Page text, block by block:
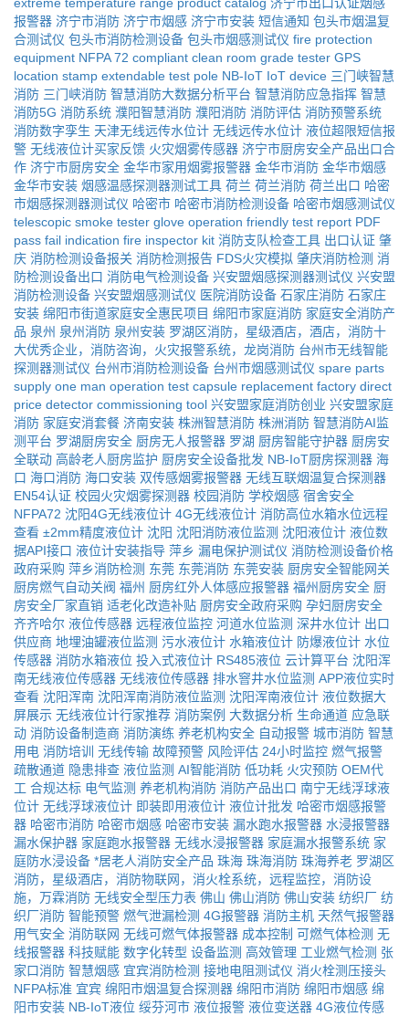
报警器 济宁市消防 济宁市烟感 济宁市安装 短信通知 包头市烟温复
合测试仪 包头市消防检测设备 包头市烟感测试仪 fire protection
equipment NFPA 72 compliant clean room grade tester GPS
location stamp extendable test pole NB-IoT IoT device 三门峡智慧
消防 三门峡消防 智慧消防大数据分析平台 智慧消防应急指挥 智慧
消防5G 消防系统 濮阳智慧消防 濮阳消防 消防评估 消防预警系统
消防数字孪生 天津无线远传水位计 无线远传水位计 液位超限短信报
警 无线液位计买家反馈 火灾烟雾传感器 济宁市厨房安全产品出口合
作 济宁市厨房安全 金华市家用烟雾报警器 金华市消防 金华市烟感
金华市安装 烟感温感探测器测试工具 荷兰 荷兰消防 荷兰出口 哈密
市烟感探测器测试仪 哈密市 哈密市消防检测设备 哈密市烟感测试仪
telescopic smoke tester glove operation friendly test report PDF
pass fail indication fire inspector kit 消防支队检查工具 出口认证 肇
庆 消防检测设备报关 消防检测报告 FDS火灾模拟 肇庆消防检测 消
防检测设备出口 消防电气检测设备 兴安盟烟感探测器测试仪 兴安盟
消防检测设备 兴安盟烟感测试仪 医院消防设备 石家庄消防 石家庄
安装 绵阳市街道家庭安全惠民项目 绵阳市家庭消防 家庭安全消防产
品 泉州 泉州消防 泉州安装 罗湖区消防，星级酒店，酒店，消防十
大优秀企业，消防咨询，火灾报警系统，龙岗消防 台州市无线智能
探测器测试仪 台州市消防检测设备 台州市烟感测试仪 spare parts
supply one man operation test capsule replacement factory direct
price detector commissioning tool 兴安盟家庭消防创业 兴安盟家庭
消防 家庭安消套餐 济南安装 株洲智慧消防 株洲消防 智慧消防AI监
测平台 罗湖厨房安全 厨房无人报警器 罗湖 厨房智能守护器 厨房安
全联动 高龄老人厨房监护 厨房安全设备批发 NB-IoT厨房探测器 海
口 海口消防 海口安装 双传感烟雾报警器 无线互联烟温复合探测器
EN54认证 校园火灾烟雾探测器 校园消防 学校烟感 宿舍安全
NFPA72 沈阳4G无线液位计 4G无线液位计 消防高位水箱水位远程
查看 ±2mm精度液位计 沈阳 沈阳消防液位监测 沈阳液位计 液位数
据API接口 液位计安装指导 萍乡 漏电保护测试仪 消防检测设备价格
政府采购 萍乡消防检测 东莞 东莞消防 东莞安装 厨房安全智能网关
厨房燃气自动关阀 福州 厨房红外人体感应报警器 福州厨房安全 厨
房安全厂家直销 适老化改造补贴 厨房安全政府采购 孕妇厨房安全
齐齐哈尔 液位传感器 远程液位监控 河道水位监测 深井水位计 出口
供应商 地埋油罐液位监测 污水液位计 水箱液位计 防爆液位计 水位
传感器 消防水箱液位 投入式液位计 RS485液位 云计算平台 沈阳浑
南无线液位传感器 无线液位传感器 排水窨井水位监测 APP液位实时
查看 沈阳浑南 沈阳浑南消防液位监测 沈阳浑南液位计 液位数据大
屏展示 无线液位计行家推荐 消防案例 大数据分析 生命通道 应急联
动 消防设备制造商 消防演练 养老机构安全 自动报警 城市消防 智慧
用电 消防培训 无线传输 故障预警 风险评估 24小时监控 燃气报警
疏散通道 隐患排查 液位监测 AI智能消防 低功耗 火灾预防 OEM代
工 合规达标 电气监测 养老机构消防 消防产品出口 南宁无线浮球液
位计 无线浮球液位计 即装即用液位计 液位计批发 哈密市烟感报警
器 哈密市消防 哈密市烟感 哈密市安装 漏水跑水报警器 水浸报警器
漏水保护器 家庭跑水报警器 无线水浸报警器 家庭漏水报警系统 家
庭防水浸设备 *居老人消防安全产品 珠海 珠海消防 珠海养老 罗湖区
消防，星级酒店，消防物联网，消火栓系统，远程监控，消防设
施，万霖消防 无线安全型压力表 佛山 佛山消防 佛山安装 纺织厂 纺
织厂消防 智能预警 燃气泄漏检测 4G报警器 消防主机 天然气报警器
用气安全 消防联网 无线可燃气体报警器 成本控制 可燃气体检测 无
线报警器 科技赋能 数字化转型 设备监测 高效管理 工业燃气检测 张
家口消防 智慧烟感 宜宾消防检测 接地电阻测试仪 消火栓测压接头
NFPA标准 宜宾 绵阳市烟温复合探测器 绵阳市消防 绵阳市烟感 绵
阳市安装 NB-IoT液位 绥芬河市 液位报警 液位变送器 4G液位传感